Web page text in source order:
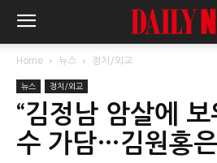
Home 뉴스 정치/외교
뉴스 정치/외교
“김정남 암살에
수 가담…김원홍